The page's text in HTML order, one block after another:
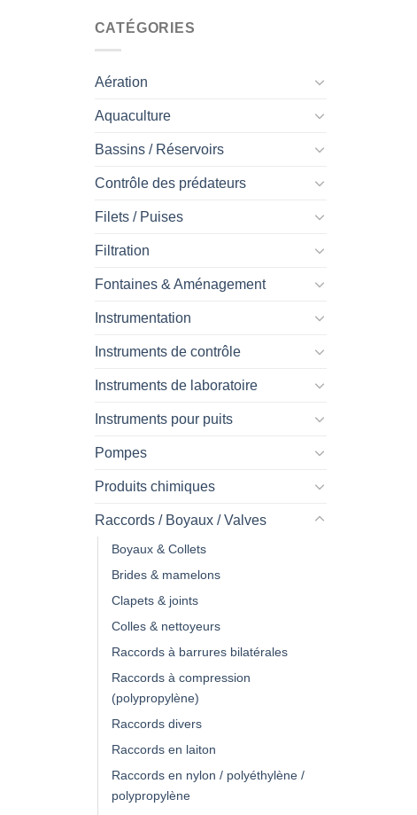
CATÉGORIES
Aération
Aquaculture
Bassins / Réservoirs
Contrôle des prédateurs
Filets / Puises
Filtration
Fontaines & Aménagement
Instrumentation
Instruments de contrôle
Instruments de laboratoire
Instruments pour puits
Pompes
Produits chimiques
Raccords / Boyaux / Valves
Boyaux & Collets
Brides & mamelons
Clapets & joints
Colles & nettoyeurs
Raccords à barrures bilatérales
Raccords à compression
(polypropylène)
Raccords divers
Raccords en laiton
Raccords en nylon / polyéthylène /
polypropylène